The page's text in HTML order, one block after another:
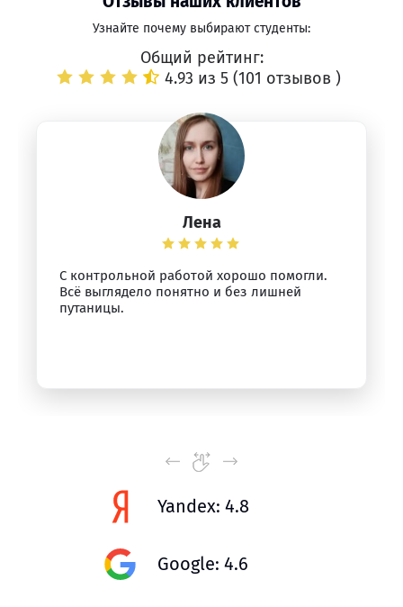
Узнайте почему выбирают студенты:
Общий рейтинг:
4.93 из 5 (101 отзывов )
Лена
С контрольной работой хорошо помогли.
Всё выглядело понятно и без лишней
путаницы.
Yandex: 4.8
Google: 4.6